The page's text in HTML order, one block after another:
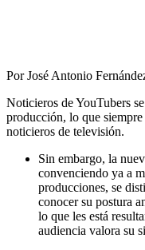
Por José Antonio
Noticieros de YouTubers
producción, lo que
noticieros de televisión.
Sin embargo, la
convenciendo ya a
producciones, se
conocer su postura
lo que les está
audiencia valora su